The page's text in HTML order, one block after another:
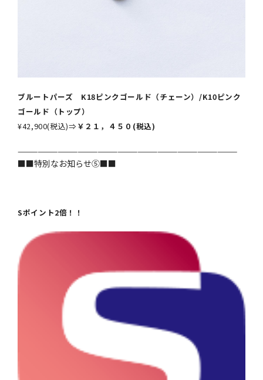
ブルートパーズ K18ピンクゴールド（チェーン）/K10ピンク
ゴールド（トップ）
¥42,900(税込)⇒ ￥２１，４５０(税込)
—————————————————————————————————
■■特別なお知らせ⑤■■
Sポイント2倍！！